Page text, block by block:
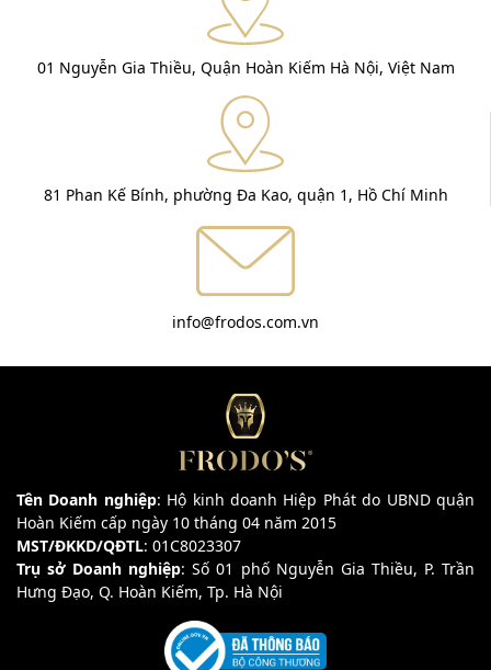
01 Nguyễn Gia Thiều, Quận Hoàn Kiếm Hà Nội, Việt Nam
81 Phan Kế Bính, phường Đa Kao, quận 1, Hồ Chí Minh
info@frodos.com.vn
Tên Doanh nghiệp: Hộ kinh doanh Hiệp Phát do UBND quận
Hoàn Kiếm cấp ngày 10 tháng 04 năm 2015
MST/ĐKKD/QĐTL: 01C8023307
Trụ sở Doanh nghiệp: Số 01 phố Nguyễn Gia Thiều, P. Trần
Hưng Đạo, Q. Hoàn Kiếm, Tp. Hà Nội